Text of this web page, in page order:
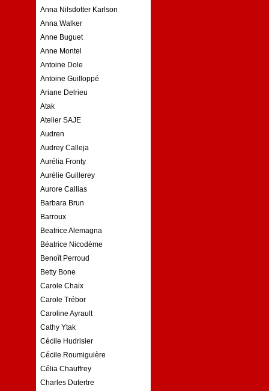
Anna Nilsdotter Karlson
Anna Walker
Anne Buguet
Anne Montel
Antoine Dole
Antoine Guilloppé
Ariane Delrieu
Atak
Atelier SAJE
Audren
Audrey Calleja
Aurélia Fronty
Aurélie Guillerey
Aurore Callias
Barbara Brun
Barroux
Beatrice Alemagna
Béatrice Nicodème
Benoît Perroud
Betty Bone
Carole Chaix
Carole Trébor
Caroline Ayrault
Cathy Ytak
Cécile Hudrisier
Cécile Roumiguière
Célia Chauffrey
Charles Dutertre